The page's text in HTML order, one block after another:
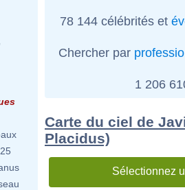
78 144 célébrités et
Chercher par
1 206
Carte du ciel de
Placidus)
Sélectionnez